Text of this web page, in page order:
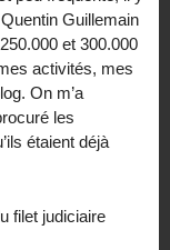
Guillemain
et 300.000
activités, mes
On m’a
les
étaient déjà
filet judiciaire